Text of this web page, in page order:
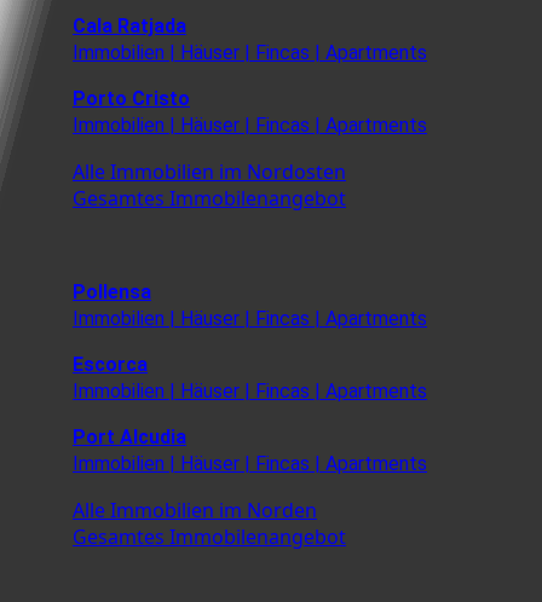
Cala Ratjada
Immobilien | Häuser | Fincas | Apartments
Porto Cristo
Immobilien | Häuser | Fincas | Apartments
Alle Immobilien im Nordosten
Gesamtes Immobilenangebot
Pollensa
Immobilien | Häuser | Fincas | Apartments
Escorca
Immobilien | Häuser | Fincas | Apartments
Port Alcudia
Immobilien | Häuser | Fincas | Apartments
Alle Immobilien im Norden
Gesamtes Immobilenangebot